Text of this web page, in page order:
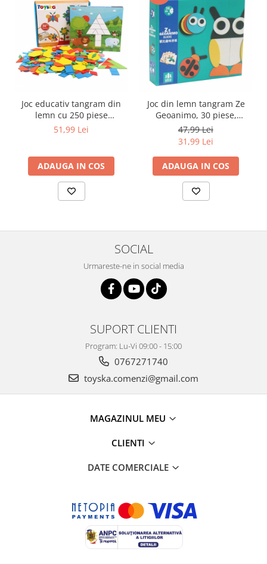
Joc educativ tangram din
lemn cu 250 piese
geometrice multicolore si
51,99 Lei
ADAUGA IN COS
Joc din lemn tangram Ze
Geoanimo, 30 piese,
multicolor
47,99 Lei
31,99 Lei
ADAUGA IN COS
SOCIAL
Urmareste-ne in social media
SUPORT CLIENTI
Program: Lu-Vi 09:00 - 15:00
0767271740
toyska.comenzi@gmail.com
MAGAZINUL MEU
CLIENTI
DATE COMERCIALE